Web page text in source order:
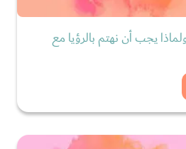
يجب أن نهتم بالرؤيا مع